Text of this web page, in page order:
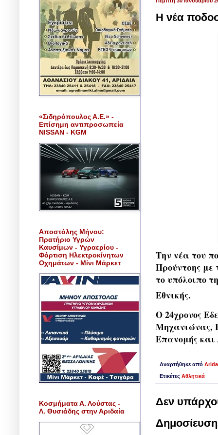
Η νέα
Την νέα του
Προύντσης με
το υπόλοιπο
Εθνικής.
Ο 24χρονος
Μηχανιώνας,
Επανομής
Αναρτήθηκε από
Ετικέτες Αθλητικά
Δεν
«Σιδηρόπουλος Α.Ε.» -
Επίσημη αντιπροσωπεία
NISSAN - KGM
Αποστόλης Μήνου:
Πρατήριο Υγρών
Καυσίμων - Υγραερίου -
Φόρτιση Ηλεκτροκίνητων
Οχημάτων - Μίνι Μάρκετ
Κοσμήματα Α. Λούστας -
Λ. Θυσιάδης στην Αριδαία